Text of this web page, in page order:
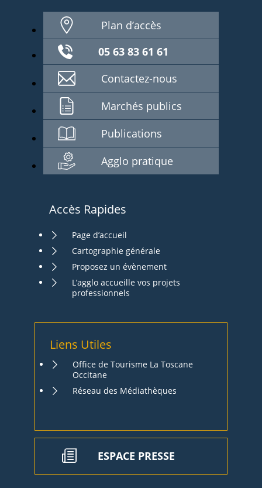
Plan d’accès
05 63 83 61 61
Contactez-nous
Marchés publics
Publications
Agglo pratique
Accès Rapides
Page d’accueil
Cartographie générale
Proposez un évènement
L’agglo accueille vos projets
professionnels
Liens Utiles
Office de Tourisme La Toscane
Occitane
Réseau des Médiathèques
ESPACE PRESSE